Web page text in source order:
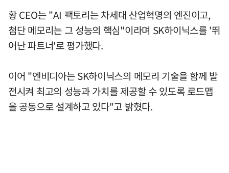
황 CEO는 "AI 팩토리는 차세대 산업혁명의 엔진이고,
첨단 메모리는 그 성능의 핵심"이라며 SK하이닉스를 '뛰
어난 파트너'로 평가했다.
이어 "엔비디아는 SK하이닉스의 메모리 기술을 함께 발
전시켜 최고의 성능과 가치를 제공할 수 있도록 로드맵
을 공동으로 설계하고 있다"고 밝혔다.